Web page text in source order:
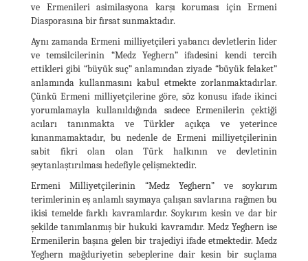
ve Ermenileri asimilasyona karşı koruması için Ermeni
Diasporasına bir fırsat sunmaktadır.
Aynı zamanda Ermeni milliyetçileri yabancı devletlerin lider
ve temsilcilerinin “Medz Yeghern” ifadesini kendi tercih
ettikleri gibi “büyük suç” anlamından ziyade “büyük felaket”
anlamında kullanmasını kabul etmekte zorlanmaktadırlar.
Çünkü Ermeni milliyetçilerine göre, söz konusu ifade ikinci
yorumlamayla kullanıldığında sadece Ermenilerin çektiği
acıları tanınmakta ve Türkler açıkça ve yeterince
kınanmamaktadır, bu nedenle de Ermeni milliyetçilerinin
sabit fikri olan olan Türk halkının ve devletinin
şeytanlaştırılması hedefiyle çelişmektedir.
Ermeni Milliyetçilerinin “Medz Yeghern” ve soykırım
terimlerinin eş anlamlı saymaya çalışan savlarına rağmen bu
ikisi temelde farklı kavramlardır. Soykırım kesin ve dar bir
şekilde tanımlanmış bir hukuki kavramdır. Medz Yeghern ise
Ermenilerin başına gelen bir trajediyi ifade etmektedir. Medz
Yeghern mağduriyetin sebeplerine dair kesin bir suçlama